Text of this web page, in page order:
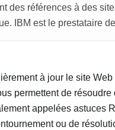
des références à des
IBM est le prestataire
à jour le site
permettent de
appelées astuces
ou de